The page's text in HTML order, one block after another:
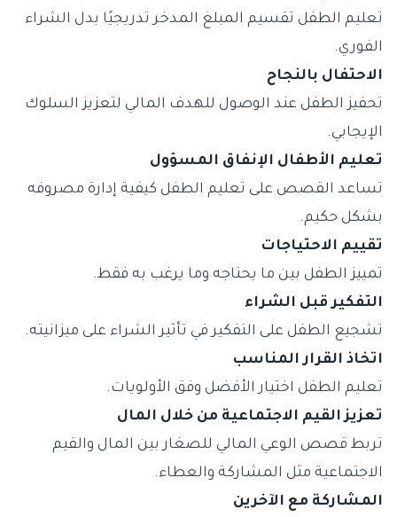
تعليم الطفل تقسيم المبلغ المدخر تدريجيًا بدل الشراء
الفوري.
الاحتفال بالنجاح
تحفيز الطفل عند الوصول للهدف المالي لتعزيز السلوك
الإيجابي.
تعليم الأطفال الإنفاق المسؤول
تساعد القصص على تعليم الطفل كيفية إدارة مصروفه
بشكل حكيم.
تقييم الاحتياجات
تمييز الطفل بين ما يحتاجه وما يرغب به فقط.
التفكير قبل الشراء
تشجيع الطفل على التفكير في تأثير الشراء على ميزانيته.
اتخاذ القرار المناسب
تعليم الطفل اختيار الأفضل وفق الأولويات.
تعزيز القيم الاجتماعية من خلال المال
تربط قصص الوعي المالي للصغار بين المال والقيم
الاجتماعية مثل المشاركة والعطاء.
المشاركة مع الآخرين